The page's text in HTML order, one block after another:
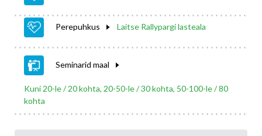
Perepuhkus Laitse Rallypargi lasteala
Seminarid maal
Kuni 20-le / 20 kohta, 20-50-le / 30 kohta, 50-100-le / 80
kohta